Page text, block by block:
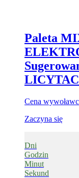
Paleta
Cena
Zaczyna się
Dni
Godzin
Minut
Sekund